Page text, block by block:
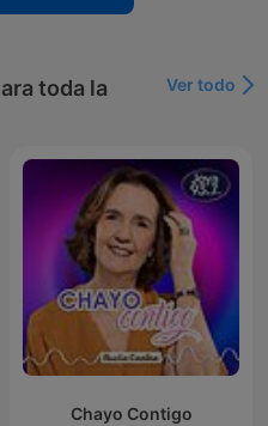
toda la
Ver todo
Chayo Contigo